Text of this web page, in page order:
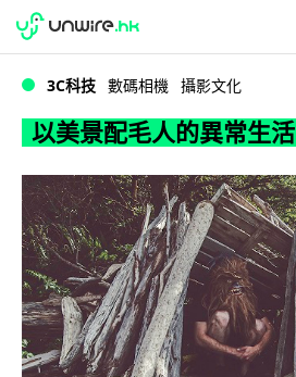
以美景配毛人的異常生活
WWDC 2026
3C科技 數碼相機 攝影文化
以美景配毛人的異常生活